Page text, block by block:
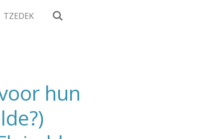
TZEDEK
hun